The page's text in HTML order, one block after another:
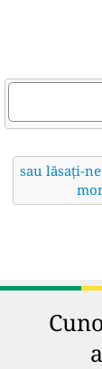
sau lăsați-